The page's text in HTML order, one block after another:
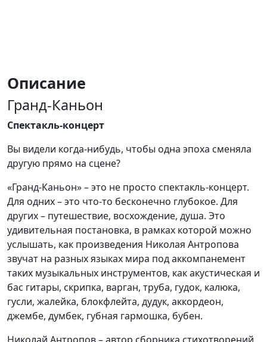
Описание
Гранд-Каньон
Спектакль-концерт
Вы видели когда-нибудь, чтобы одна эпоха сменяла
другую прямо на сцене?
«Гранд-Каньон» – это не просто спектакль-концерт.
Для одних – это что-то бесконечно глубокое. Для
других – путешествие, восхождение, душа. Это
удивительная постановка, в рамках которой можно
услышать, как произведения Николая Антропова
звучат на разных языках мира под аккомпанемент
таких музыкальных инструментов, как акустическая и
бас гитары, скрипка, варган, труба, гудок, калюка,
гусли, жалейка, блокфлейта, дудук, аккордеон,
джембе, думбек, губная гармошка, бубен.